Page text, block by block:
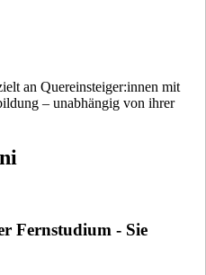
an Quereinsteiger:innen mit
– unabhängig von ihrer
Fernstudium - Sie